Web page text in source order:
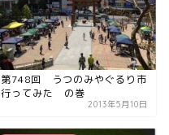
第748回 うつのみやぐるり市
行ってみた の巻
2013年5月10日